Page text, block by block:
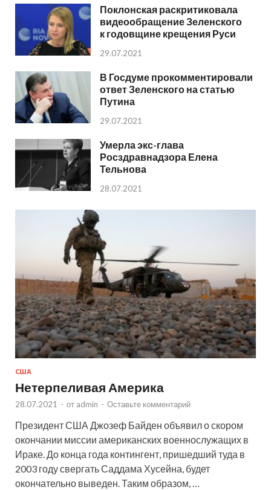
Поклонская раскритиковала
видеообращение Зеленского
к годовщине крещения Руси
29.07.2021
В Госдуме прокомментировали
ответ Зеленского на статью
Путина
29.07.2021
Умерла экс-глава
Росздравнадзора Елена
Тельнова
28.07.2021
США
Нетерпеливая Америка
28.07.2021 - от admin - Оставьте комментарий
Президент США Джозеф Байден объявил о скором
окончании миссии американских военнослужащих в
Ираке. До конца года контингент, пришедший туда в
2003 году свергать Саддама Хусейна, будет
окончательно выведен. Таким образом, …